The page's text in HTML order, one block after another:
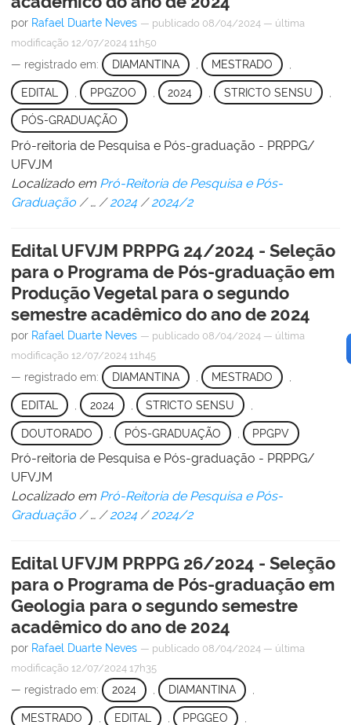
por Rafael Duarte Neves — publicado 08/04/2024 — última
modificação 12/07/2024 11h50
— registrado em: DIAMANTINA MESTRADO
EDITAL PPGZOO 2024 , STRICTO SENSU
PÓS-GRADUAÇÃO
Pró-reitoria de Pesquisa e Pós-graduação - PRPPG/
UFVJM
Localizado em Pró-Reitoria de Pesquisa e Pós-
Graduação /… /2024 /2024/2
Edital UFVJM PRPPG 24/2024 - Seleção
para o Programa de Pós-graduação em
Produção Vegetal para o segundo
semestre acadêmico do ano de 2024
por Rafael Duarte Neves — publicado 08/04/2024 — última
modificação 12/07/2024 11h45
— registrado em: DIAMANTINA MESTRADO
EDITAL 2024 STRICTO SENSU
DOUTORADO PÓS-GRADUAÇÃO PPGPV
Pró-reitoria de Pesquisa e Pós-graduação - PRPPG/
UFVJM
Localizado em Pró-Reitoria de Pesquisa e Pós-
Graduação /… /2024 /2024/2
Edital UFVJM PRPPG 26/2024 - Seleção
para o Programa de Pós-graduação em
Geologia para o segundo semestre
acadêmico do ano de 2024
por Rafael Duarte Neves — publicado 08/04/2024 — última
modificação 12/07/2024 17h35
— registrado em: 2024 , DIAMANTINA ,
MESTRADO EDITAL PPGGEO